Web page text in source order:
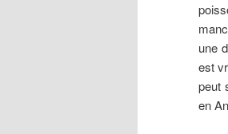
une
est
peut
en